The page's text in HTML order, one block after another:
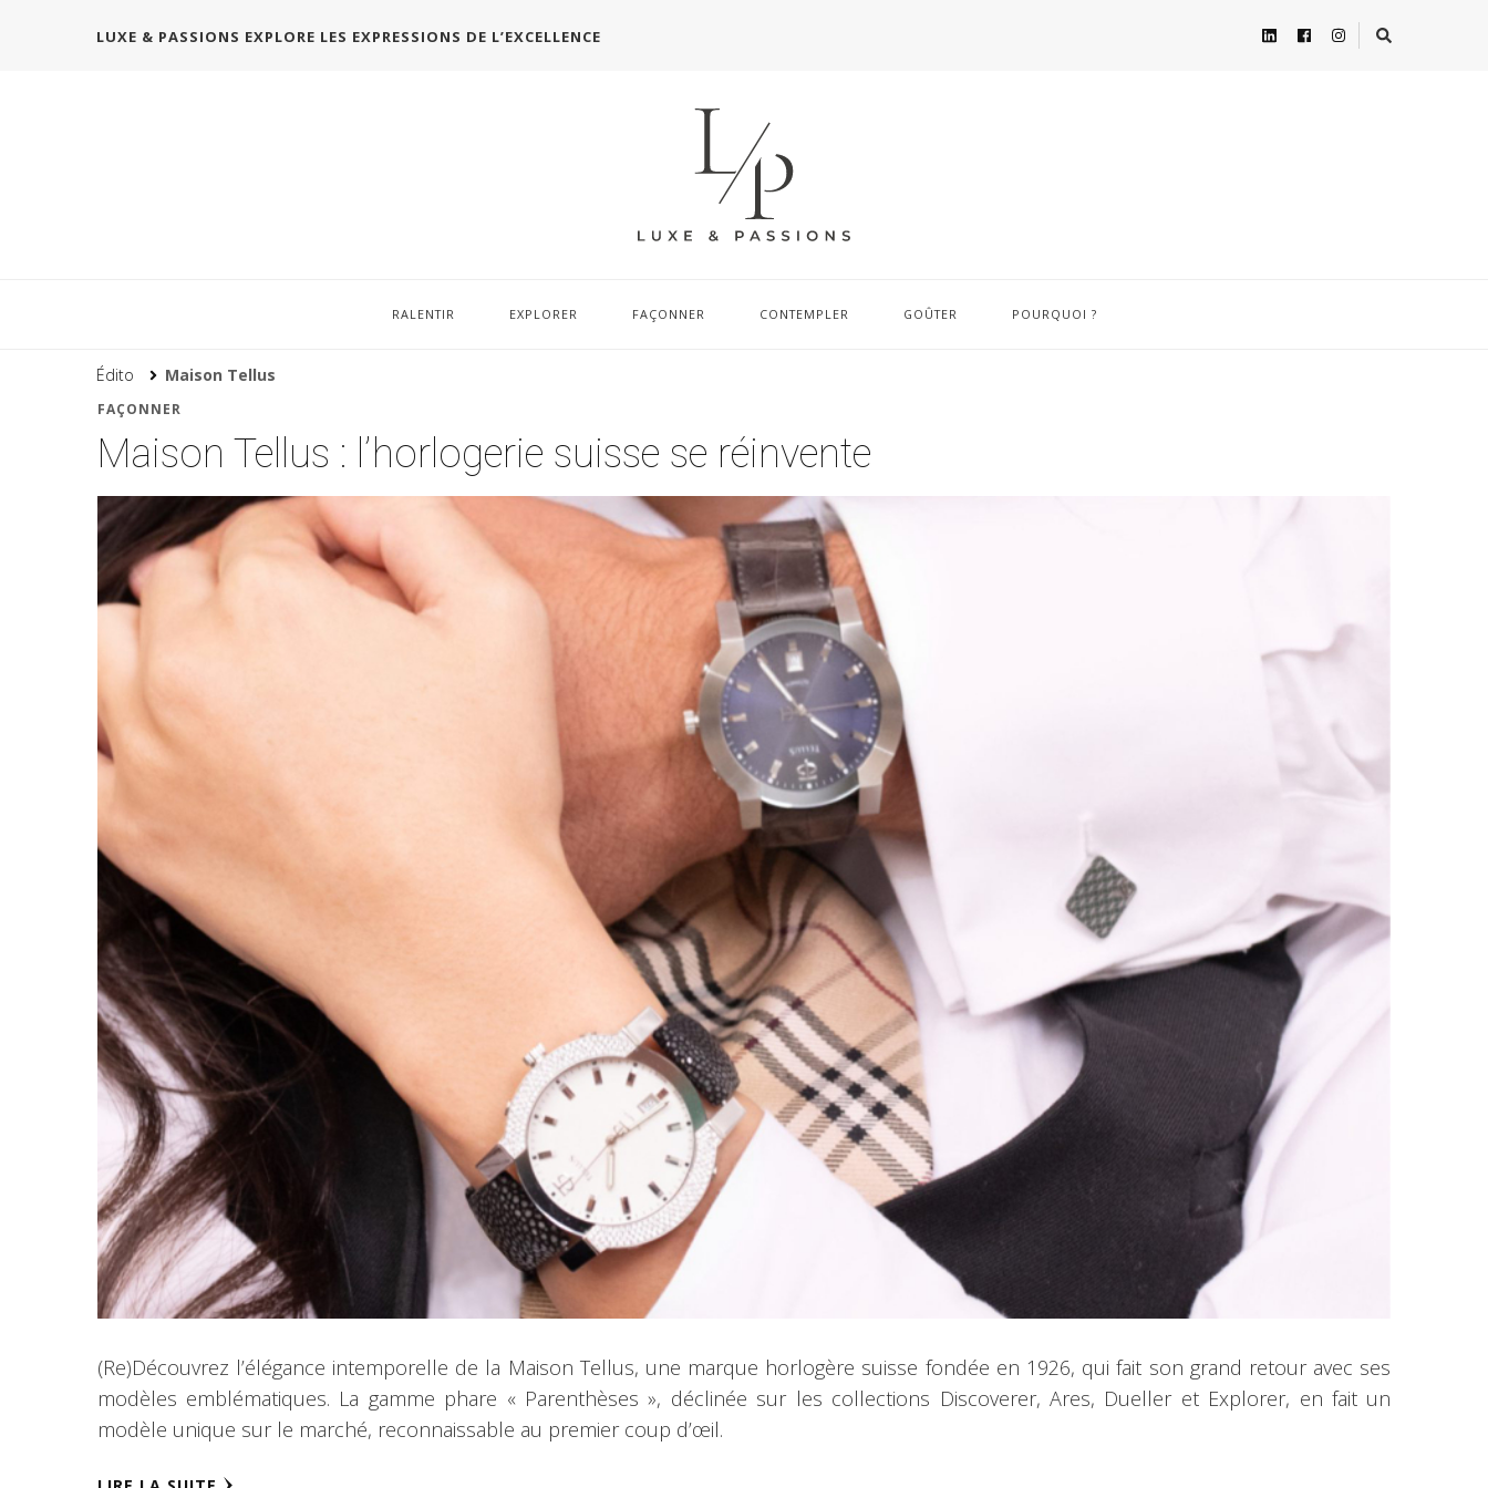
LUXE & PASSIONS EXPLORE LES EXPRESSIONS DE L’EXCELLENCE
RALENTIR EXPLORER FAÇONNER CONTEMPLER GOÛTER POURQUOI ?
Édito Maison Tellus
FAÇONNER
Maison Tellus : l’horlogerie suisse se réinvente
(Re)Découvrez l’élégance intemporelle de la Maison Tellus, une marque horlogère suisse fondée en 1926, qui fait son grand retour avec ses
modèles emblématiques. La gamme phare « Parenthèses », déclinée sur les collections Discoverer, Ares, Dueller et Explorer, en fait un
modèle unique sur le marché, reconnaissable au premier coup d’œil.